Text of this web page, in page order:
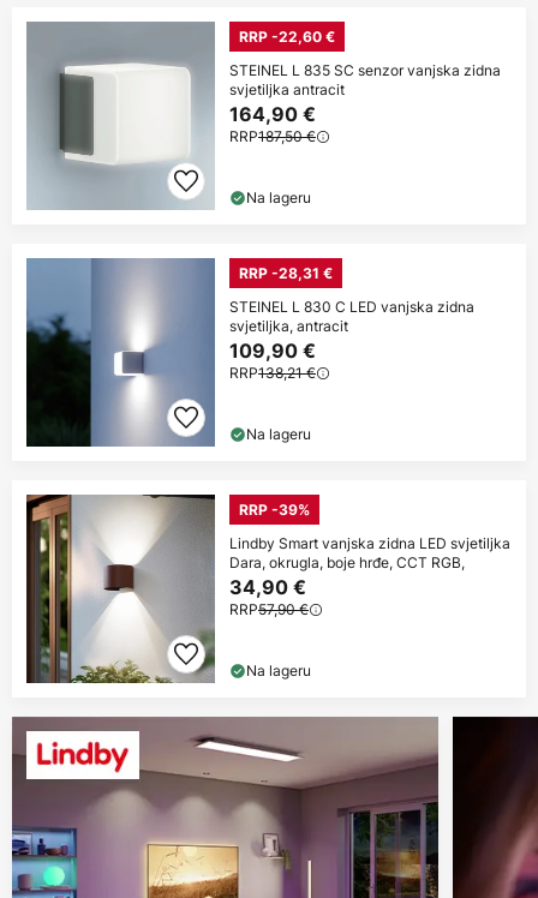
RRP -22,60 €
STEINEL L 835 SC senzor vanjska zidna
svjetiljka antracit
164,90 €
RRP187,50 €
Na lageru
RRP -28,31 €
STEINEL L 830 C LED vanjska zidna
svjetiljka, antracit
109,90 €
RRP138,21 €
Na lageru
RRP -39%
Lindby Smart vanjska zidna LED svjetiljka
Dara, okrugla, boje hrđe, CCT RGB,
34,90 €
RRP57,90 €
Na lageru